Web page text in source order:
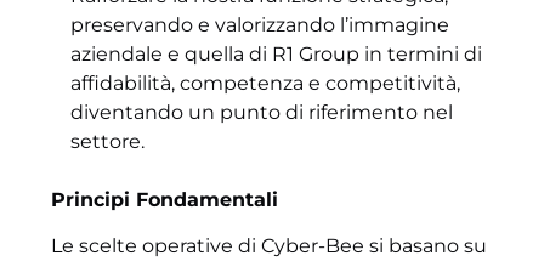
preservando e valorizzando l’immagine
aziendale e quella di R1 Group in termini di
affidabilità, competenza e competitività,
diventando un punto di riferimento nel
settore.
Principi Fondamentali
Le scelte operative di Cyber-Bee si basano su